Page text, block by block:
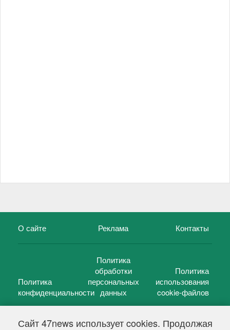
Сайт 47news использует cookies. Продолжая
О сайте Реклама Контакты
Политика
конфиденциальности
Политика
обработки
персональных
данных
Политика
использования
cookie-файлов